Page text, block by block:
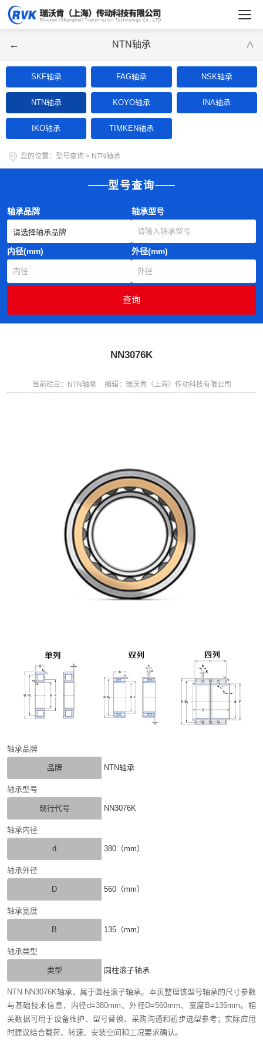
← NTN轴承 ∨
SKF轴承 FAG轴承 NSK轴承
NTN轴承 KOYO轴承 INA轴承
IKO轴承 TIMKEN轴承
您的位置： 型号查询 > NTN轴承
型号查询
轴承品牌 轴承型号
内径(mm) 外径(mm)
NN3076K
当前栏目：NTN轴承 编辑：瑞沃肯（上海）传动科技有限公司
轴承品牌
品牌 NTN轴承
轴承型号
现行代号 NN3076K
轴承内径
d 380（mm）
轴承外径
D 560（mm）
轴承宽度
B 135（mm）
轴承类型
类型 圆柱滚子轴承
NTN NN3076K轴承，属于圆柱滚子轴承。本页整理该型号轴承的尺寸参数
与基础技术信息，内径d=380mm、外径D=560mm、宽度B=135mm。相
关数据可用于设备维护、型号替换、采购沟通和初步选型参考；实际应用
时建议结合载荷、转速、安装空间和工况要求确认。